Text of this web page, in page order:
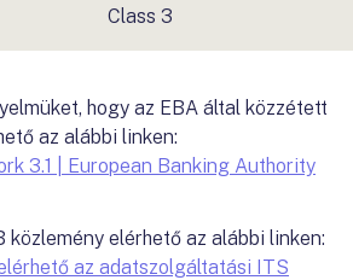
Class 3
hogy az EBA által közzétett
az alábbi linken:
3.1 | European Banking Authority
közlemény elérhető az alábbi linken:
az adatszolgáltatási ITS